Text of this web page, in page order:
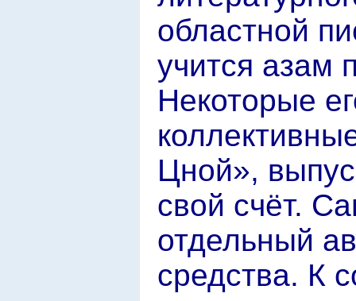
областной
учится азам
Некоторые
Цной»,
свой счёт.
отдельный
средства. К